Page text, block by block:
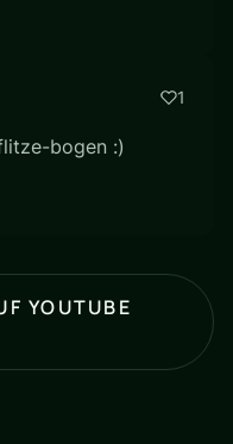
1
bogen :)
YOUTUBE